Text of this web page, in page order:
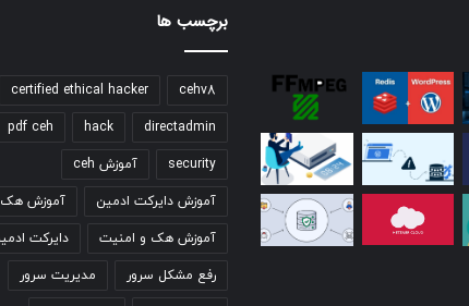
برچسب ها
cehv8
certified ethical hacker
directadmin
hack
pdf ceh
security آموزش ceh
آموزش دایرکت ادمین آموزش هک
آموزش هک و امنیت دایرکت
رفع مشکل سرور مدیریت سرور